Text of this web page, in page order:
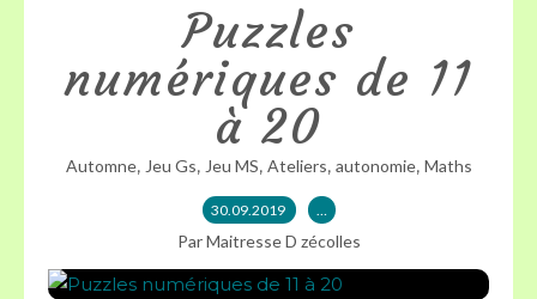
Puzzles
numériques de 11
à 20
Automne, Jeu Gs, Jeu MS, Ateliers, autonomie, Maths
30.09.2019 …
Par Maitresse D zécolles